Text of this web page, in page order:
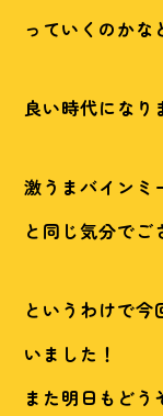
っていくのかな
良い時代になり
激うまバインミ
と同じ気分でご
というわけで
いました！
また明日もどう